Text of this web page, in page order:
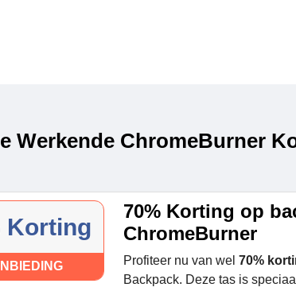
Werkende ChromeBurner
Korting
70% Korting op
ChromeBurner
Profiteer nu van wel 70%
Backpack. Deze tas is